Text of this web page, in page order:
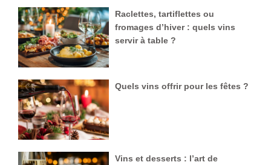
Raclettes, tartiflettes ou
fromages d’hiver : quels vins
servir à table ?
Quels vins offrir pour les fêtes ?
Vins et desserts : l’art de